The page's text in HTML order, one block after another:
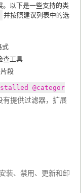
。以下是一些支持的类
并按照建议列表中的选
式
查工具
段
@categor
有提供过滤器，扩展
装、禁用、更新和卸